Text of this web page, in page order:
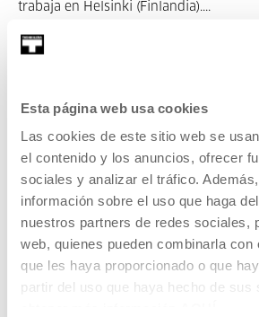
Esta página web usa cookies
Las cookies de este sitio web se
el contenido y los anuncios, ofrecer
sociales y analizar el tráfico.
información sobre el uso que haga
nuestros partners de redes sociales,
web, quienes pueden combinarla con
que les haya proporcionado o que
partir del uso que haya hecho de sus
trabaja en Helsinki (Finlandia)....
MÁS INFORMACIÓN
Petri Saarikko
Petri Saarikko (1973) es un artista y
Helsinki. En sus instalaciones a...
MÁS INFORMACIÓN